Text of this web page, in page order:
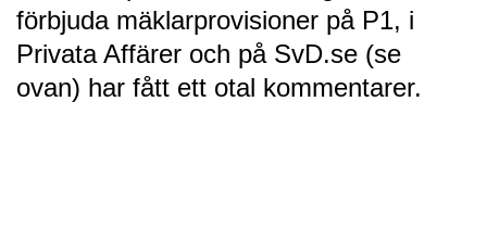
förbjuda mäklarprovisioner på P1, i
Privata Affärer och på SvD.se (se
ovan) har fått ett otal kommentarer.